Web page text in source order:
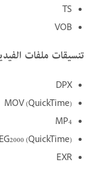
TS
VOB
تنسيقات ملفات
DPX
MOV (QuickTime)‎‏
MP4
(QuickTime‎)
EXR